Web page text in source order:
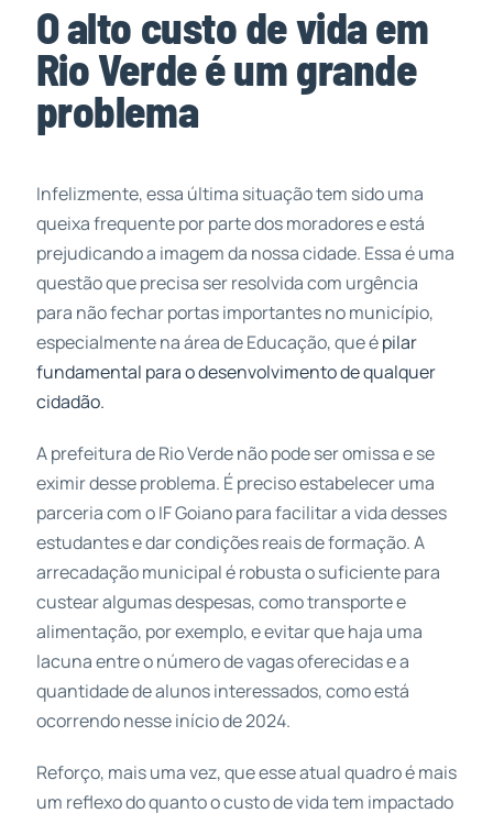
O alto custo de vida em
Rio Verde é um grande
problema
Infelizmente, essa última situação tem sido uma
queixa frequente por parte dos moradores e está
prejudicando a imagem da nossa cidade. Essa é uma
questão que precisa ser resolvida com urgência
para não fechar portas importantes no município,
especialmente na área de Educação, que épilar
fundamental para o desenvolvimentode qualquer
cidadão.
A prefeitura de Rio Verde não pode ser omissa e se
eximir desse problema. É preciso estabelecer uma
parceria com o IF Goiano para facilitar a vida desses
estudantes e dar condições reais de formação. A
arrecadação municipal é robusta o suficiente para
custear algumas despesas, como transporte e
alimentação, por exemplo, e evitar que haja uma
lacuna entre o número de vagas oferecidas e a
quantidade de alunos interessados, como está
ocorrendo nesse início de 2024.
Reforço, mais uma vez, que esse atual quadro é mais
um reflexo do quanto o custo de vida tem impactado